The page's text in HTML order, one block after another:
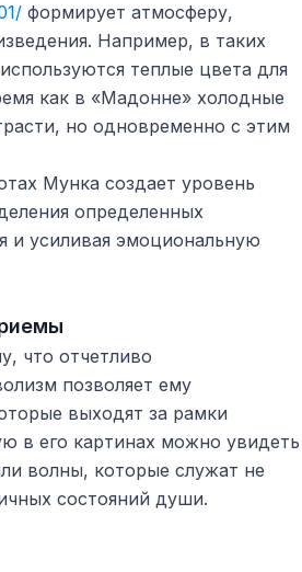
формирует атмосферу,
Например, в таких
теплые цвета для
как в «Мадонне» холодные
но одновременно с этим
Мунка создает уровень
определенных
и усиливая эмоциональную
что отчетливо
позволяет ему
выходят за рамки
в его картинах можно увидеть
волны, которые служат не
состояний души.